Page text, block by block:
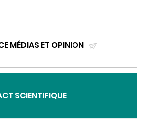
MÉDIAS ET OPINION
SCIENTIFIQUE